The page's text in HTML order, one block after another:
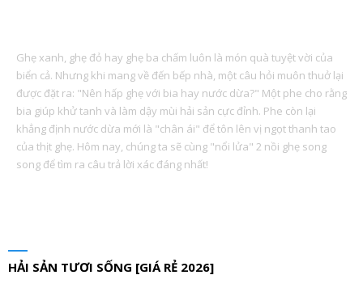
Ghẹ xanh, ghẹ đỏ hay ghẹ ba chấm luôn là món quà tuyệt vời của
biển cả. Nhưng khi mang về đến bếp nhà, một câu hỏi muôn thuở lại
được đặt ra: "Nên hấp ghẹ với bia hay nước dừa?" Một phe cho rằng
bia giúp khử tanh và làm dậy mùi hải sản cực đỉnh. Phe còn lại
khẳng định nước dừa mới là "chân ái" để tôn lên vị ngọt thanh tao
của thịt ghẹ. Hôm nay, chúng ta sẽ cùng "nổi lửa" 2 nồi ghẹ song
song để tìm ra câu trả lời xác đáng nhất!
HẢI SẢN TƯƠI SỐNG [GIÁ RẺ 2026]